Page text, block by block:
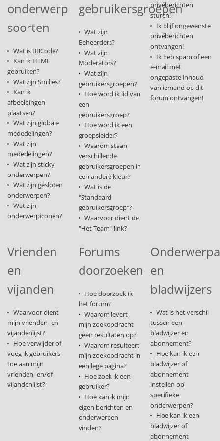
onderwerp
soorten
Wat is BBCode?
Kan ik HTML
gebruiken?
Wat zijn Smilies?
Kan ik
afbeeldingen
plaatsen?
Wat zijn globale
mededelingen?
Wat zijn
mededelingen?
Wat zijn sticky
onderwerpen?
Wat zijn gesloten
onderwerpen?
Wat zijn
onderwerpiconen?
gebruikersgroepen
Wat zijn
Beheerders?
Wat zijn
Moderators?
Wat zijn
gebruikersgroepen?
Hoe word ik lid van
een
gebruikersgroep?
Hoe word ik een
groepsleider?
Waarom staan
verschillende
gebruikersgroepen in
een andere kleur?
Wat is de
"Standaard
gebruikersgroep"?
Waarvoor dient de
"Het Team"-link?
privéberichten
sturen!
Ik blijf ongewenste
privéberichten
ontvangen!
Ik heb spam of een
e-mail met
ongepaste inhoud
van iemand op dit
forum ontvangen!
Vrienden
en
vijanden
Waarvoor dient
mijn vrienden- en
vijandenlijst?
Hoe verwijder of
voeg ik gebruikers
toe aan mijn
vrienden- en/of
vijandenlijst?
Forums
doorzoeken
Hoe doorzoek ik
het forum?
Waarom levert
mijn zoekopdracht
geen resultaten op?
Waarom resulteert
mijn zoekopdracht in
een lege pagina?
Hoe zoek ik een
gebruiker?
Hoe kan ik mijn
eigen berichten en
onderwerpen
vinden?
en
bladwijzers
Wat is het verschil
tussen een
bladwijzer en
abonnement?
Hoe kan ik een
bladwijzer of
abonnement
instellen op
specifieke
onderwerpen?
Hoe kan ik een
bladwijzer of
abonnement